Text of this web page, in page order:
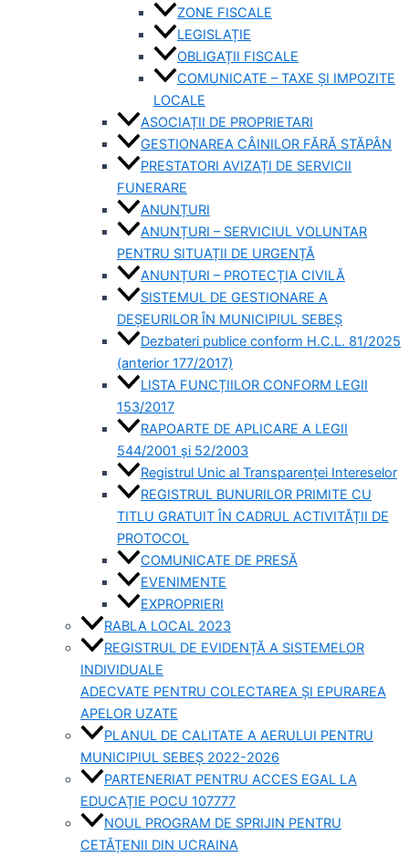
ZONE FISCALE
LEGISLAȚIE
OBLIGAȚII FISCALE
COMUNICATE – TAXE ȘI IMPOZITE
LOCALE
ASOCIAȚII DE PROPRIETARI
GESTIONAREA CÂINILOR FĂRĂ STĂPÂN
PRESTATORI AVIZAȚI DE SERVICII
FUNERARE
ANUNȚURI
ANUNȚURI – SERVICIUL VOLUNTAR
PENTRU SITUAȚII DE URGENȚĂ
ANUNȚURI – PROTECȚIA CIVILĂ
SISTEMUL DE GESTIONARE A
DEȘEURILOR ÎN MUNICIPIUL SEBEȘ
Dezbateri publice conform H.C.L. 81/2025
(anterior 177/2017)
LISTA FUNCȚIILOR CONFORM LEGII
153/2017
RAPOARTE DE APLICARE A LEGII
544/2001 și 52/2003
Registrul Unic al Transparenței Intereselor
REGISTRUL BUNURILOR PRIMITE CU
TITLU GRATUIT ÎN CADRUL ACTIVITĂȚII DE
PROTOCOL
COMUNICATE DE PRESĂ
EVENIMENTE
EXPROPRIERI
RABLA LOCAL 2023
REGISTRUL DE EVIDENȚĂ A SISTEMELOR
INDIVIDUALE
ADECVATE PENTRU COLECTAREA ȘI EPURAREA
APELOR UZATE
PLANUL DE CALITATE A AERULUI PENTRU
MUNICIPIUL SEBEȘ 2022-2026
PARTENERIAT PENTRU ACCES EGAL LA
EDUCAȚIE POCU 107777
NOUL PROGRAM DE SPRIJIN PENTRU
CETĂȚENII DIN UCRAINA